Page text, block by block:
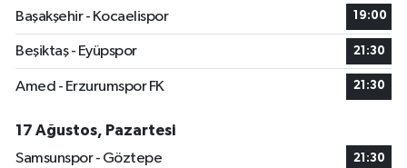
Başakşehir - Kocaelispor
19:00
Beşiktaş - Eyüpspor 21:30
Amed - Erzurumspor FK 21:30
17 Ağustos, Pazartesi
Samsunspor - Göztepe
21:30